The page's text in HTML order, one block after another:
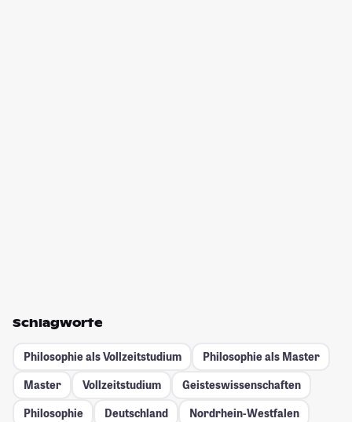
Schlagworte
Philosophie als Vollzeitstudium
Philosophie als Master
Master
Vollzeitstudium
Geisteswissenschaften
Philosophie
Deutschland
Nordrhein-Westfalen